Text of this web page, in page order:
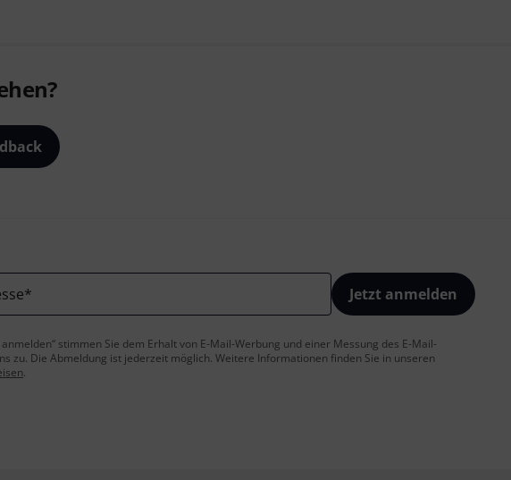
* Jetzt anmelden
anmelden“ stimmen Sie dem Erhalt von E-Mail-Werbung und einer Messung des E-Mail-
zu. Die Abmeldung ist jederzeit möglich. Weitere Informationen finden Sie in unseren
.